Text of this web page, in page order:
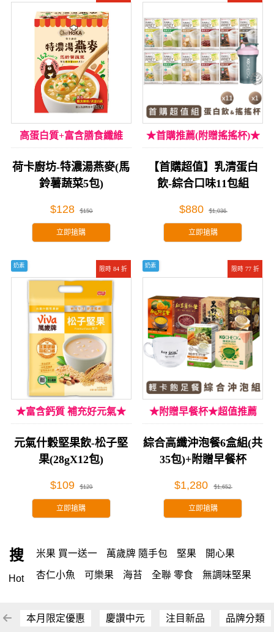
高蛋白質+富含膳食纖維
荷卡廚坊-特濃湯燕麥(馬
鈴薯蔬菜5包)
$128 $150
立即搶購
★首購推薦(附贈搖搖杯)★
【首購超值】乳清蛋白
飲-綜合口味11包組
$880 $1,036
立即搶購
限時 84 折
奶素
★富含鈣質 補充好元氣★
元氣什穀堅果飲-松子堅
果(28gX12包)
$109 $129
立即搶購
限時 77 折
奶素
★附贈早餐杯★超值推薦
綜合高纖沖泡餐6盒組(共
35包)+附贈早餐杯
$1,280 $1,652
立即搶購
搜
Hot
米果 買一送一 萬歲牌 隨手包 堅果 開心果
杏仁小魚 可樂果 海苔 全聯 零食 無調味堅果
米果 甘栗 洋芋片 椒鹽 腰果 栗 萬歲牌 薯條
本月限定優惠 慶讚中元 注目新品 品牌分類